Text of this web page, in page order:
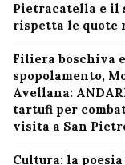
Pietracatella e il
rispetta le quote
Filiera boschiva
spopolamento,
Avellana:
tartufi per
visita a San
Cultura: la